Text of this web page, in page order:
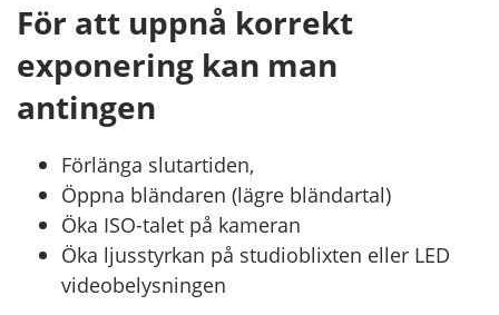
För att uppnå korrekt
exponering kan man
antingen
Förlänga slutartiden,
Öppna bländaren (lägre bländartal)
Öka ISO-talet på kameran
Öka ljusstyrkan på studioblixten eller LED
videobelysningen